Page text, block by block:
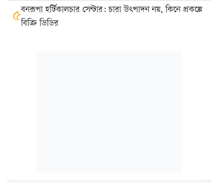
৫বনরূপা হর্টিকালচার সেন্টার: চারা উৎপাদন নয়, কিনে প্রকল্পে
বিক্রি ডিডির